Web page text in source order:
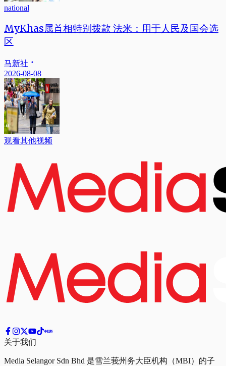
national
MyKhas属首相特别拨款 法米：用于人民及国会选
区
马新社
2026-08-08
观看其他视频
关于我们
Media Selangor Sdn Bhd 是雪兰莪州务大臣机构（MBI）的子